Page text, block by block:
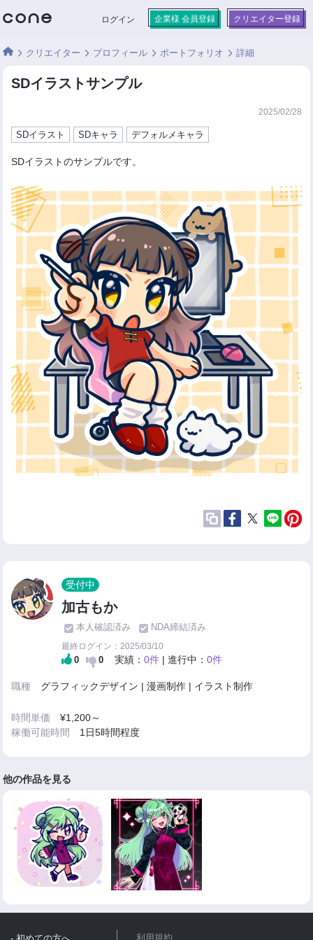
ログイン 企業様 会員登録 クリエイター登録
クリエイター プロフィール ポートフォリオ 詳細
SDイラストサンプル
2025/02/28
SDイラスト SDキャラ デフォルメキャラ
SDイラストのサンプルです。
受付中
加古もか
本人確認済み
NDA締結済み
最終ログイン：2025/03/10
0 0 実績：0件 | 進行中：0件
職種 グラフィックデザイン | 漫画制作 | イラスト制作
時間単価¥1,200～
稼働可能時間 1日5時間程度
他の作品を見る
利用規約